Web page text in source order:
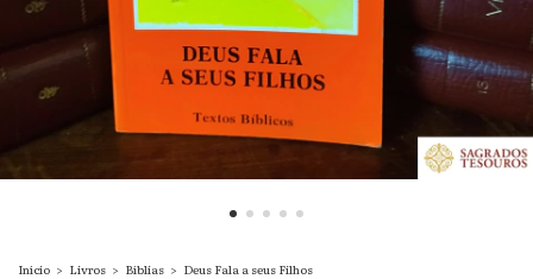
Início > Livros > Bíblias > Deus Fala a seus Filhos